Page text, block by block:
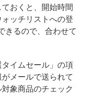
おくと、開始時間
ッチリストへの登
きるので、合わせて
イムセール」の項
メールで送られて
象商品のチェック